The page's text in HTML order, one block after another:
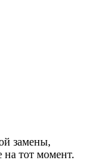
замены,
на тот момент.